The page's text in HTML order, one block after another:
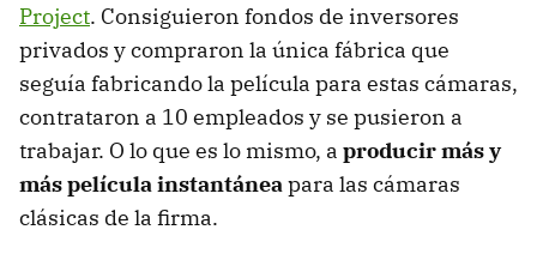
Project. Consiguieron fondos de inversores
privados y compraron la única fábrica que
seguía fabricando la película para estas cámaras,
contrataron a 10 empleados y se pusieron a
trabajar. O lo que es lo mismo, a producir más y
más película instantáneapara las cámaras
clásicas de la firma.